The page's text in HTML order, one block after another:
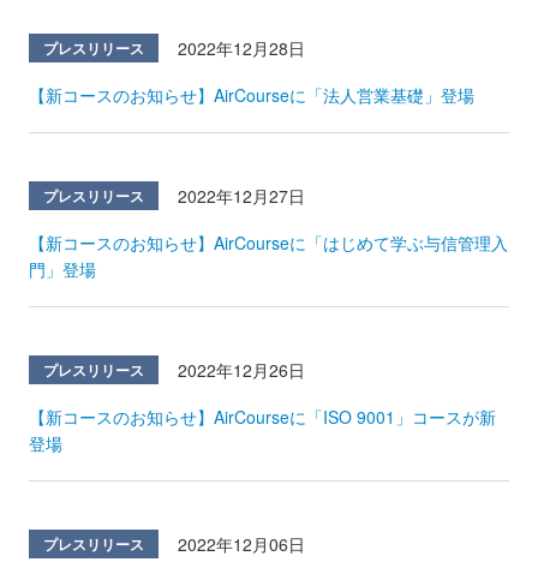
プレスリリース
2022年12月28日
【新コースのお知らせ】AirCourseに「法人営業基礎」登場
プレスリリース
2022年12月27日
【新コースのお知らせ】AirCourseに「はじめて学ぶ与信管理入
門」登場
プレスリリース
2022年12月26日
【新コースのお知らせ】AirCourseに「ISO 9001」コースが新
登場
プレスリリース
2022年12月06日